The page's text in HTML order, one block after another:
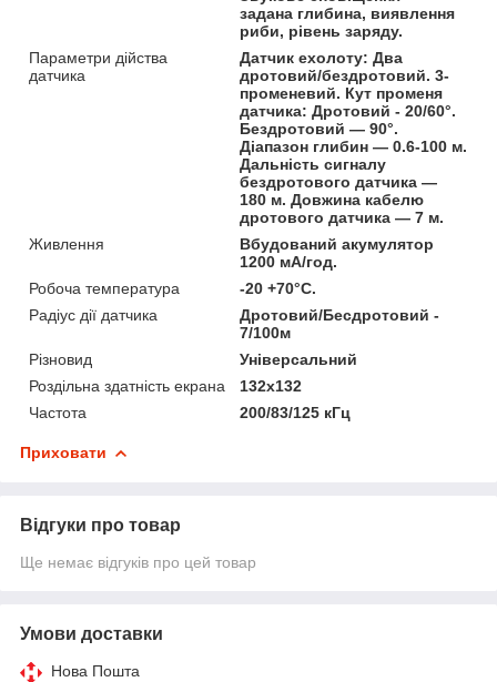
задана глибина, виявлення
риби, рівень заряду.
Параметри дійства
датчика
Датчик ехолоту: Два
дротовий/бездротовий. 3-
променевий. Кут променя
датчика: Дротовий - 20/60°.
Бездротовий — 90°.
Діапазон глибин — 0.6-100 м.
Дальність сигналу
бездротового датчика —
180 м. Довжина кабелю
дротового датчика — 7 м.
Живлення
Вбудований акумулятор
1200 мА/год.
Робоча температура
-20 +70°C.
Радіус дії датчика
Дротовий/Бесдротовий -
7/100м
Різновид
Універсальний
Роздільна здатність екрана
132х132
Частота
200/83/125 кГц
Приховати
Відгуки про товар
Ще немає відгуків про цей товар
Умови доставки
Нова Пошта